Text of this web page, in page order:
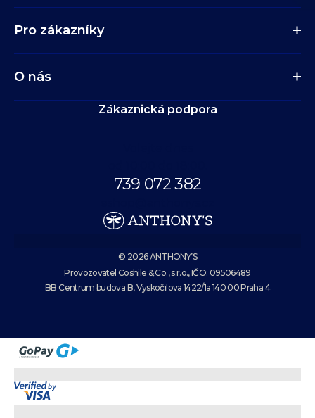
Pro zákazníky
O nás
Zákaznická podpora
739 072 382
© 2026 ANTHONY’S
Provozovatel Coshile & Co., s.r.o., IČO: 09506489
BB Centrum budova B, Vyskočilova 1422/1a 140 00 Praha 4